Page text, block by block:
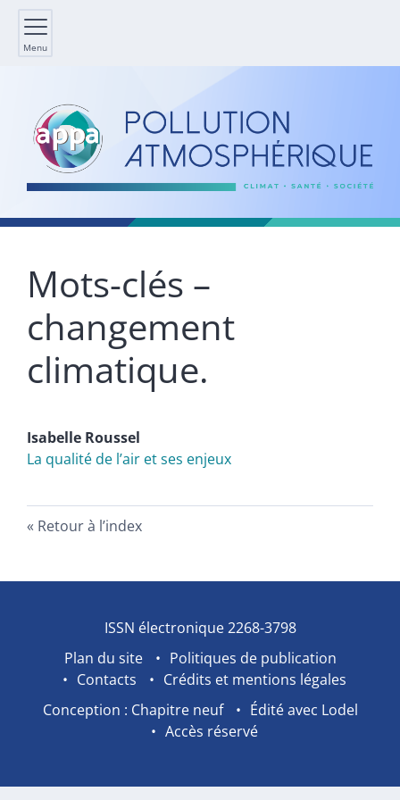
Menu
Mots-clés –
changement
climatique.
Isabelle Roussel
La qualité de l’air et ses enjeux
Retour à l’index
ISSN électronique 2268-3798
Plan du site
Politiques de publication
Contacts
Crédits et mentions légales
Conception : Chapitre neuf
Édité avec Lodel
Accès réservé